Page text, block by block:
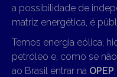
a possibilidade de
matriz energética, é
Temos energia eólica,
petróleo e, como se
ao Brasil entrar na OPEP